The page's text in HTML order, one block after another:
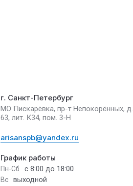
г. Санкт-Петербург
МО Пискарёвка, пр-т Непокорённых, д.
63, лит. К34, пом. 3-Н
arisanspb@yandex.ru
График работы
Пн-Сб с 8:00 до 18:00
Вс выходной